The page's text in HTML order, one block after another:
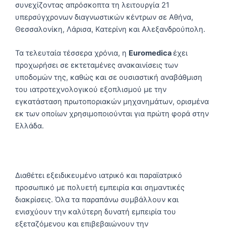
συνεχίζοντας απρόσκοπτα τη λειτουργία 21
υπερσύγχρονων διαγνωστικών κέντρων σε Αθήνα,
Θεσσαλονίκη, Λάρισα, Κατερίνη και Αλεξανδρούπολη.
Τα τελευταία τέσσερα χρόνια, η Euromedicaέχει
προχωρήσει σε εκτεταμένες ανακαινίσεις των
υποδομών της, καθώς και σε ουσιαστική αναβάθμιση
του ιατροτεχνολογικού εξοπλισμού με την
εγκατάσταση πρωτοποριακών μηχανημάτων, ορισμένα
εκ των οποίων χρησιμοποιούνται για πρώτη φορά στην
Ελλάδα.
Διαθέτει εξειδικευμένο ιατρικό και παραϊατρικό
προσωπικό με πολυετή εμπειρία και σημαντικές
διακρίσεις. Όλα τα παραπάνω συμβάλλουν και
ενισχύουν την καλύτερη δυνατή εμπειρία του
εξεταζόμενου και επιβεβαιώνουν την